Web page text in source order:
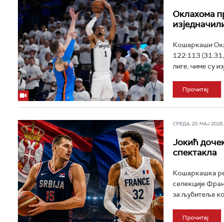
Оклахома
Кошаркаши
122:113
лиге, чиме су
Прочитај
СРЕДА, 20. МАЈ 2026,
Јокић
спектакла
Кошаркашка
селекције
за љубитеље
Прочитај